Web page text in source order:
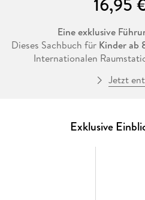
Eine exklusive
Dieses Sachbuch für Kinder ab
Internationalen
abenteuerlichen
Spektakuläre Behind-the-
Jetzt
Exklusive